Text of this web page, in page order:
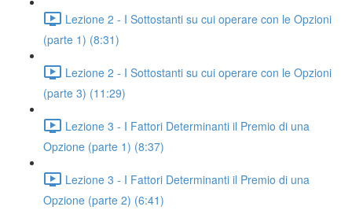
Lezione 2 - I Sottostanti su cui operare con le Opzioni
(parte 1) (8:31)
Lezione 2 - I Sottostanti su cui operare con le Opzioni
(parte 3) (11:29)
Lezione 3 - I Fattori Determinanti il Premio di una
Opzione (parte 1) (8:37)
Lezione 3 - I Fattori Determinanti il Premio di una
Opzione (parte 2) (6:41)